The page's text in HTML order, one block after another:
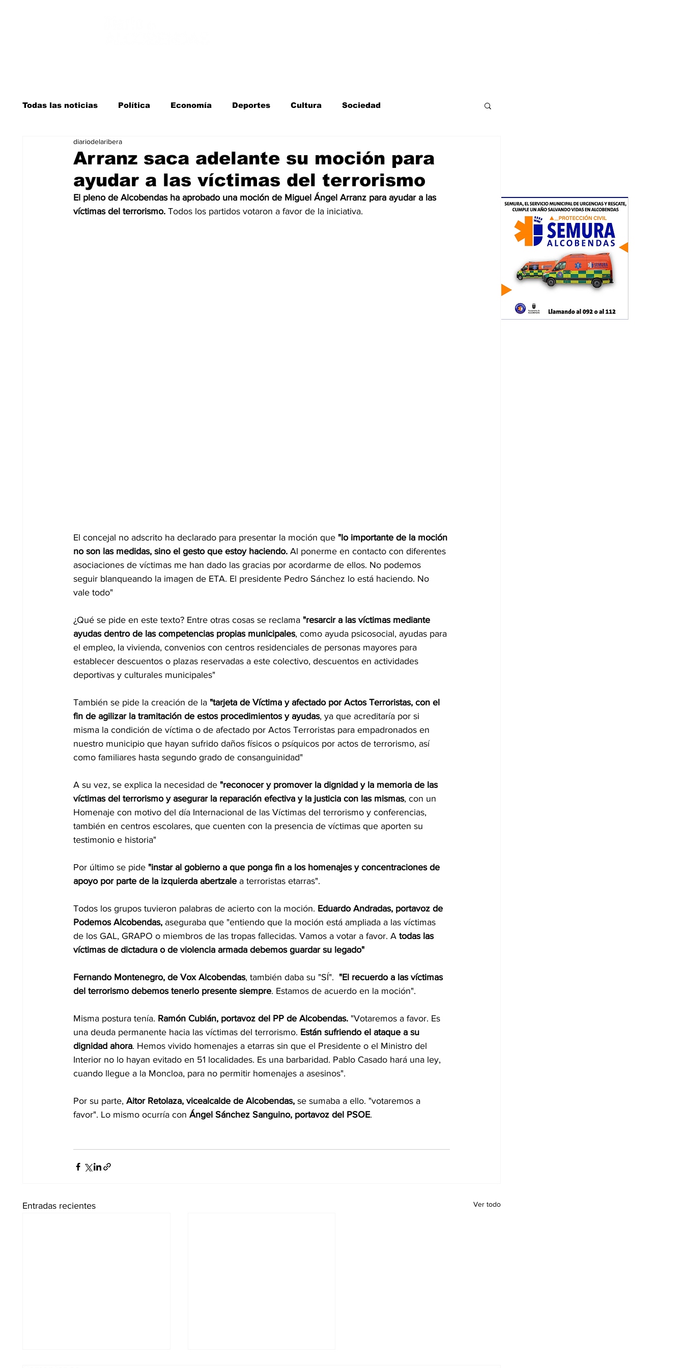
Todas las noticias Política Economía Deportes Cultura Sociedad
Salud y bienestar
La verdad detrás de la guerra Kit Digital Sucesos Fiestas Mayores
Arranz saca adelante su moción para
ayudar a las víctimas del terrorismo
diariodelaribera
El pleno de Alcobendas ha aprobado una moción de Miguel Ángel Arranz para ayudar a las
víctimas del terrorismo. Todos los partidos votaron a favor de la iniciativa.
El concejal no adscrito ha declarado para presentar la moción que "lo importante de la moción
no son las medidas, sino el gesto que estoy haciendo. Al ponerme en contacto con diferentes
asociaciones de víctimas me han dado las gracias por acordarme de ellos. No podemos
seguir blanqueando la imagen de ETA. El presidente Pedro Sánchez lo está haciendo. No
vale todo"
¿Qué se pide en este texto? Entre otras cosas se reclama "resarcir a las víctimas mediante
ayudas dentro de las competencias propias municipales, como ayuda psicosocial, ayudas para
el empleo, la vivienda, convenios con centros residenciales de personas mayores para
establecer descuentos o plazas reservadas a este colectivo, descuentos en actividades
deportivas y culturales municipales"
También se pide la creación de la "tarjeta de Víctima y afectado por Actos Terroristas, con el
fin de agilizar la tramitación de estos procedimientos y ayudas, ya que acreditaría por si
misma la condición de víctima o de afectado por Actos Terroristas para empadronados en
nuestro municipio que hayan sufrido daños físicos o psíquicos por actos de terrorismo, así
como familiares hasta segundo grado de consanguinidad"
A su vez, se explica la necesidad de "reconocer y promover la dignidad y la memoria de las
víctimas del terrorismo y asegurar la reparación efectiva y la justicia con las mismas, con un
Homenaje con motivo del día Internacional de las Víctimas del terrorismo y conferencias,
también en centros escolares, que cuenten con la presencia de víctimas que aporten su
testimonio e historia"
Por último se pide "instar al gobierno a que ponga fin a los homenajes y concentraciones de
apoyo por parte de la izquierda abertzale a terroristas etarras".
Todos los grupos tuvieron palabras de acierto con la moción. Eduardo Andradas, portavoz de
Podemos Alcobendas, aseguraba que "entiendo que la moción está ampliada a las víctimas
de los GAL, GRAPO o miembros de las tropas fallecidas. Vamos a votar a favor. A todas las
víctimas de dictadura o de violencia armada debemos guardar su legado"
Fernando Montenegro, de Vox Alcobendas, también daba su "SÍ". "El recuerdo a las víctimas
del terrorismo debemos tenerlo presente siempre. Estamos de acuerdo en la moción".
Misma postura tenía. Ramón Cubián, portavoz del PP de Alcobendas. "Votaremos a favor. Es
una deuda permanente hacia las víctimas del terrorismo. Están sufriendo el ataque a su
dignidad ahora. Hemos vivido homenajes a etarras sin que el Presidente o el Ministro del
Interior no lo hayan evitado en 51 localidades. Es una barbaridad. Pablo Casado hará una ley,
cuando llegue a la Moncloa, para no permitir homenajes a asesinos".
Por su parte, Aitor Retolaza, vicealcalde de Alcobendas, se sumaba a ello. "votaremos a
favor". Lo mismo ocurría con Ángel Sánchez Sanguino, portavoz del PSOE.
Entradas recientes Ver todo